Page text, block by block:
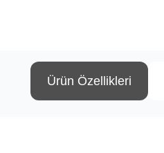
Ürün Özellikleri